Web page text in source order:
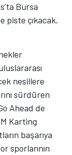
Bursa
piste çıkacak.
nesillere
sürdüren
Ahead de
Karting
başarıya
sporlarının